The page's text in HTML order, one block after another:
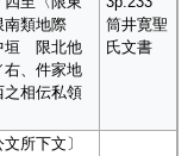
類地際
垣 限北他
右、件家地
之相伝私領
筒井寛聖
氏文書
文所下文〕